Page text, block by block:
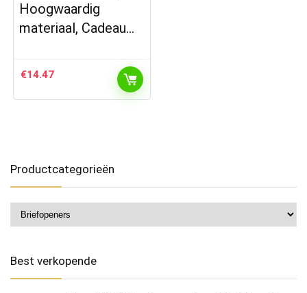
Hoogwaardig
materiaal, Cadeau…
€14.47
Productcategorieën
Best verkopende